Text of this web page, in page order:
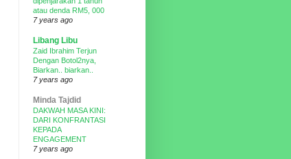
atau denda RM5, 000
7 years ago
Libang Libu
Zaid Ibrahim Terjun
Dengan Botol2nya,
Biarkan.. biarkan..
7 years ago
Minda Tajdid
DAKWAH MASA KINI:
DARI KONFRANTASI
KEPADA
ENGAGEMENT
7 years ago